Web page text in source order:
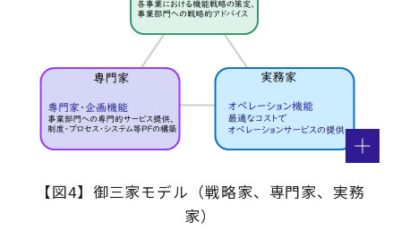
【図4】御三家モデル（戦略家、専門家、実務
家）